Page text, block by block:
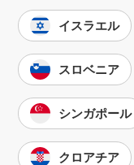
イスラエル
スロベニア
シンガポール
クロアチア